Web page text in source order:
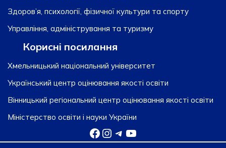
Здоров’я, психології, фізичної культури та спорту
Управління, адміністрування та туризму
Корисні посилання
Хмельницький національний університет
Український центр оцінювання якості освіти
Вінницький регіональний центр оцінювання якості освіти
Міністерство освіти і науки України